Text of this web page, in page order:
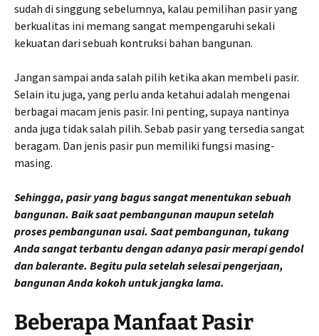
sudah di singgung sebelumnya, kalau pemilihan pasir yang
berkualitas ini memang sangat mempengaruhi sekali
kekuatan dari sebuah kontruksi bahan bangunan.
Jangan sampai anda salah pilih ketika akan membeli pasir.
Selain itu juga, yang perlu anda ketahui adalah mengenai
berbagai macam jenis pasir. Ini penting, supaya nantinya
anda juga tidak salah pilih. Sebab pasir yang tersedia sangat
beragam. Dan jenis pasir pun memiliki fungsi masing-
masing.
Sehingga, pasir yang bagus sangat menentukan sebuah
bangunan. Baik saat pembangunan maupun setelah
proses pembangunan usai. Saat pembangunan, tukang
Anda sangat terbantu dengan adanya pasir merapi gendol
dan balerante. Begitu pula setelah selesai pengerjaan,
bangunan Anda kokoh untuk jangka lama.
Beberapa Manfaat Pasir